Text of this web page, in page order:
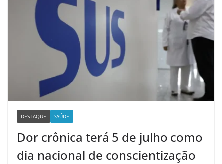
DESTAQUE SAÚDE
Dor crônica terá 5 de julho como
dia nacional de conscientização